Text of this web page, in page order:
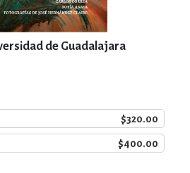
de Guadalajara
$320.00
$400.00